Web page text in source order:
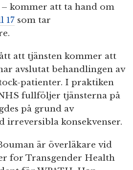
kommer att ta hand om
17 som tar
att tjänsten kommer att
avslutat behandlingen av
patienter. I praktiken
fullföljer tjänsterna på
på grund av
irreversibla konsekvenser.
är överläkare vid
for Transgender Health